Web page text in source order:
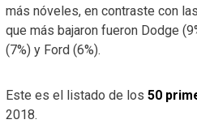
más nóveles, en contraste con
que más bajaron fueron Dodge
(7%) y Ford (6%).
Este es el listado de los 50
2018.